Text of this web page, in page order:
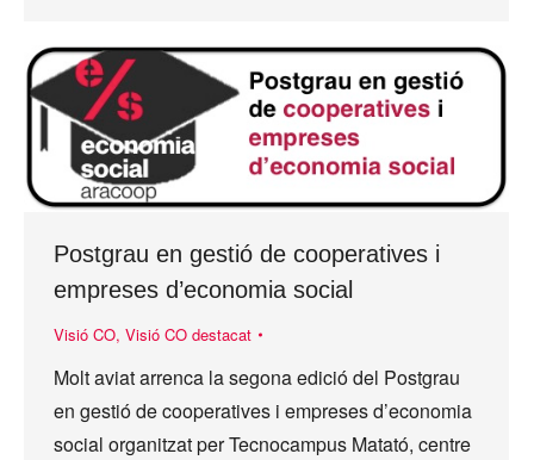
Postgrau en gestió de cooperatives i
empreses d’economia social
Visió CO, Visió CO destacat
Molt aviat arrenca la segona edició del Postgrau
en gestió de cooperatives i empreses d’economia
social organitzat per Tecnocampus Matató, centre